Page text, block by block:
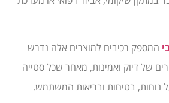
המספק רכיבים למוצרים אלה נדרש
של דיוק ואמינות, מאחר שכל סטייה
נוחות, בטיחות ובריאות המשתמש.